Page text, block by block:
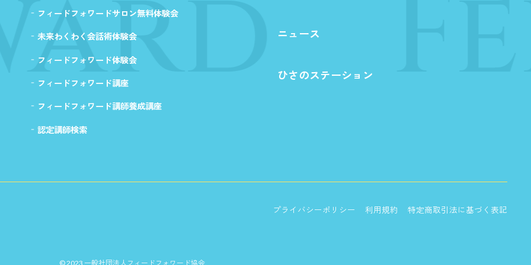
フィードフォワードサロン無料体験会
未来わくわく会話術体験会
フィードフォワード体験会
フィードフォワード講座
フィードフォワード講師養成講座
認定講師検索
ニュース
ひさのステーション
プライバシーポリシー 利用規約 特定商取引法に基づく表記
© 2023 一般社団法人フィードフォワード協会.